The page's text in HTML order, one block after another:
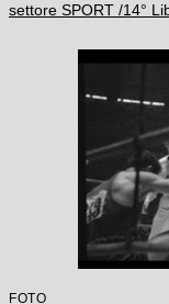
settore SPORT /14°
FOTO